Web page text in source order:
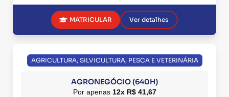
MATRICULAR Ver detalhes
AGRICULTURA, SILVICULTURA, PESCA E VETERINÁRIA
AGRONEGÓCIO (640H)
Por apenas 12x R$ 41,67